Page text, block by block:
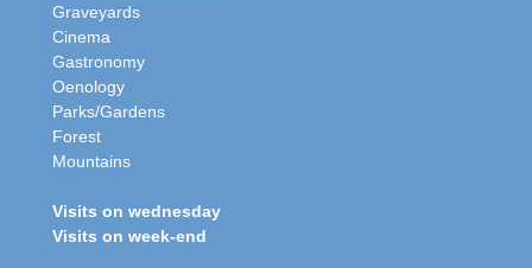
Graveyards
Cinema
Gastronomy
Oenology
Parks/Gardens
Forest
Mountains
Visits on wednesday
Visits on week-end